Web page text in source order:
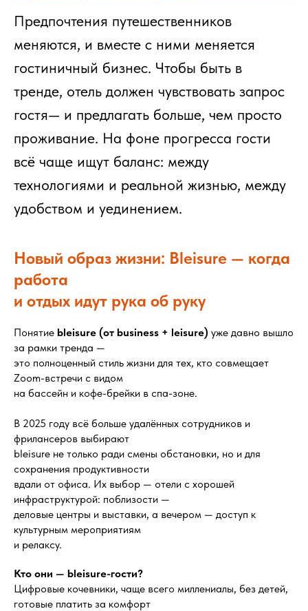
Предпочтения путешественников
меняются, и вместе с ними меняется
гостиничный бизнес. Чтобы быть в
тренде, отель должен чувствовать запрос
гостя— и предлагать больше, чем просто
проживание. На фоне прогресса гости
всё чаще ищут баланс: между
технологиями и реальной жизнью, между
удобством и уединением.
Новый образ жизни: Bleisure — когда
работа
и отдых идут рука об руку
Понятие bleisure (от business + leisure) уже давно вышло
за рамки тренда —
это полноценный стиль жизни для тех, кто совмещает
Zoom-встречи с видом
на бассейн и кофе-брейки в спа-зоне.
В 2025 году всё больше удалённых сотрудников и
фрилансеров выбирают
bleisure не только ради смены обстановки, но и для
сохранения продуктивности
вдали от офиса. Их выбор — отели с хорошей
инфраструктурой: поблизости —
деловые центры и выставки, а вечером — доступ к
культурным мероприятиям
и релаксу.
Кто они — bleisure-гости?
Цифровые кочевники, чаще всего миллениалы, без детей,
готовые платить за комфорт